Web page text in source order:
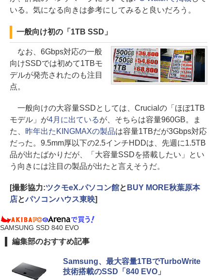
いる。気になる向きは参考にしてみると良いだろう。
一般向け初の「1TB SSD」
なお、6Gbps対応の一般
向けSSDでは初めて1TBモ
デルが発売されたのも注目
点。
一般向けの大容量SSDとしては、Crucialの「ほぼ1TB
モデル」が4月に出ているが、そちらは容量960GB。ま
た、 昨年出たKINGMAXの製品は容量1TBだが3Gbps対応
だった。9.5mm厚以下の2.5インチHDDは、先週に1.5TB
品が出たばかりだが、「大容量SSDを搭載したい」とい
う向きには注目の製品が出たと言えそうだ。
[撮影協力:ツクモeX.パソコン館と BUY MORE秋葉原本
店とパソコンハウス東映]
SAMSUNG SSD 840 EVO
編集部のおすすめ記事
Samsung、最大容量1TBでTurboWrite
技術搭載のSSD「840 EVO」